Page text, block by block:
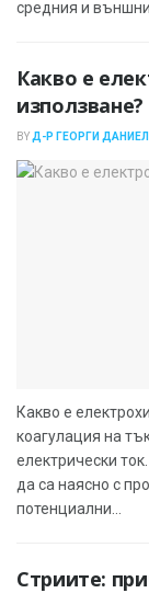
средния и
Какво е
използване?
BY Д-Р ГЕОРГИ
Какво е
коагулация на
електрически
да са наясно с
потенциални...
Стриите: